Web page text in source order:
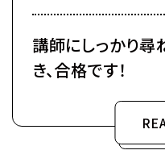
講師にしっかり尋
き、合格です！